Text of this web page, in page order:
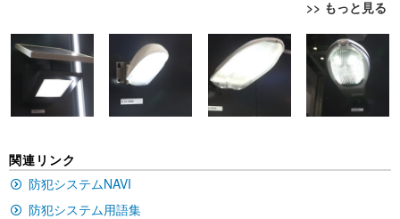
>> もっと見る
[EdoErgo] オフィスチェア 椅子 テレワーク 疲れな
い 跳ね上げ式アームレスト コンパクト 約105度ロッ
キング pc 事務椅子 360度回転 座面昇降 強化ナイロ
ン樹脂ベース 通気性メッシュ 在宅ワーク H-WY01
(黒網+黒枠+黒足)
￥5,699
ュチェア 人間工学 疲れない ブラック
EIZO ビジネス向けプレミアムモニター | FlexScan
EV3240X-WT | 31.5型4K UHD・USB Type-C・ホワ
イト
￥105,595
イト
￥109,572
Amazonベーシック ペットシーツ 薄型 レギュラー 1
回使い捨て 無香料 ホワイト 300枚
￥3,373
x2袋(84枚) ホワイト(吸収面:ライトブルー)
関連リンク
防犯システムNAVI
防犯システム用語集